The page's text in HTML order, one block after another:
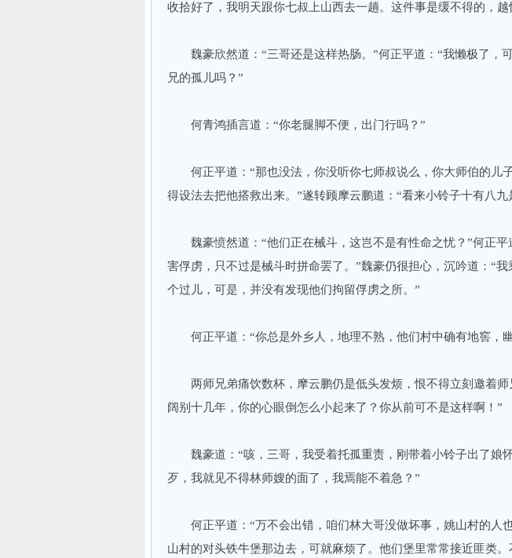
收拾好了，我明天跟你七叔上山西去一趟。这件事是缓不得的，越
魏豪欣然道：“三哥还是这样热肠。”何正平道：“我懒极了，
兄的孤儿吗？”
何青鸿插言道：“你老腿脚不便，出门行吗？”
何正平道：“那也没法，你没听你七师叔说么，你大师伯的儿
得设法去把他搭救出来。”遂转顾摩云鹏道：“看来小铃子十有八九
魏豪愤然道：“他们正在械斗，这岂不是有性命之忧？”何正平
害俘虏，只不过是械斗时拼命罢了。”魏豪仍很担心，沉吟道：“
个过儿，可是，并没有发现他们拘留俘虏之所。”
何正平道：“你总是外乡人，地理不熟，他们村中确有地窖，
两师兄弟痛饮数杯，摩云鹏仍是低头发烦，恨不得立刻邀着师
阔别十几年，你的心眼倒怎么小起来了？你从前可不是这样啊！”
魏豪道：“咳，三哥，我受着托孤重责，刚带着小铃子出了娘
歹，我就见不得林师嫂的面了，我焉能不着急？”
何正平道：“万不会出错，咱们林大哥没做坏事，姚山村的人
山村的对头铁牛堡那边去，可就麻烦了。他们堡里常常接近匪类